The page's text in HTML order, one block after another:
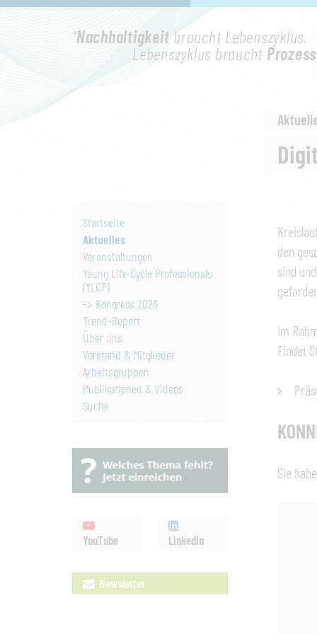
"Nachhaltigkeit braucht Lebenszyklus.
Lebenszyklus braucht
Startseite
Aktuelles
Veranstaltungen
Young Life Cycle Professionals
(YLCP)
-> Kongress 2026
Trend-Report
Über uns
Vorstand & Mitglieder
Arbeitsgruppen
Publikationen & Videos
Suche
YouTube LinkedIn
Newsletter
den
sind
Im
Findet
Sie